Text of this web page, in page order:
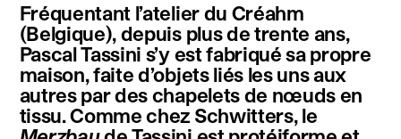
français english
Fréquentant l’atelier du Créahm
(Belgique), depuis plus de trente ans,
Pascal Tassini s’y est fabriqué sa propre
maison, faite d’objets liés les uns aux
autres par des chapelets de nœuds en
tissu. Comme chez Schwitters, le